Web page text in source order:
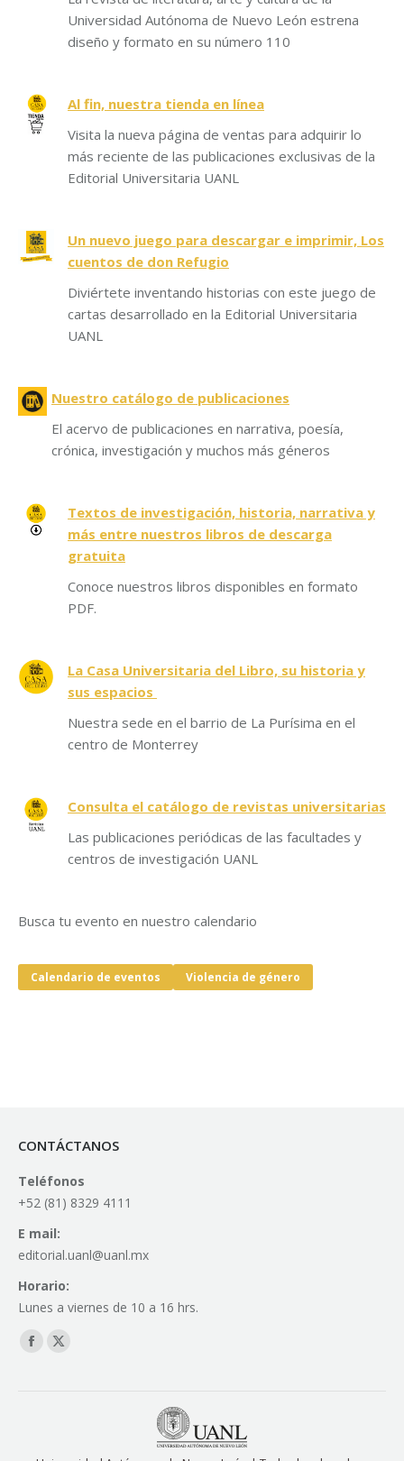
Universidad Autónoma de Nuevo León estrena
diseño y formato en su número 110
Al fin, nuestra tienda en línea
Visita la nueva página de ventas para adquirir lo
más reciente de las publicaciones exclusivas de la
Editorial Universitaria UANL
Un nuevo juego para descargar e imprimir, Los
cuentos de don Refugio
Diviértete inventando historias con este juego de
cartas desarrollado en la Editorial Universitaria
UANL
Nuestro catálogo de publicaciones
El acervo de publicaciones en narrativa, poesía,
crónica, investigación y muchos más géneros
Textos de investigación, historia, narrativa y
más entre nuestros libros de descarga
gratuita
Conoce nuestros libros disponibles en formato
PDF.
La Casa Universitaria del Libro, su historia y
sus espacios
Nuestra sede en el barrio de La Purísima en el
centro de Monterrey
Consulta el catálogo de revistas universitarias
Las publicaciones periódicas de las facultades y
centros de investigación UANL
Busca tu evento en nuestro calendario
Calendario de eventos Violencia de género
CONTÁCTANOS
Teléfonos
+52 (81) 8329 4111
E mail:
editorial.uanl@uanl.mx
Horario:
Lunes a viernes de 10 a 16 hrs.
Find us on:
Facebook
X